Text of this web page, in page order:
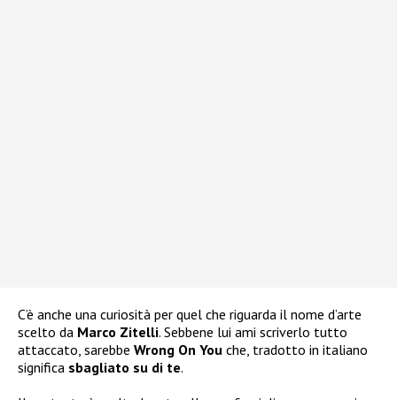
C’è anche una curiosità per quel che riguarda il nome d’arte
scelto da Marco Zitelli. Sebbene lui ami scriverlo tutto
attaccato, sarebbe Wrong On You che, tradotto in italiano
significa sbagliato su di te.